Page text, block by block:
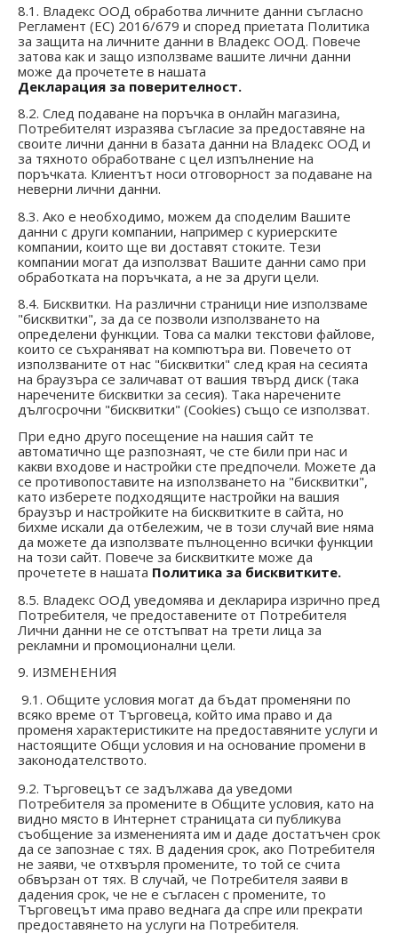
8.1. Владекс ООД обработва личните данни съгласно
Регламент (ЕС) 2016/679 и според приетата Политика
за защита на личните данни в Владекс ООД. Повече
затова как и защо използваме вашите лични данни
може да прочетете в нашата
Декларация за поверителност.
8.2. След подаване на поръчка в онлайн магазина,
Потребителят изразява съгласие за предоставяне на
своите лични данни в базата данни на Владекс ООД и
за тяхното обработване с цел изпълнение на
поръчката. Клиентът носи отговорност за подаване на
неверни лични данни.
8.3. Ако е необходимо, можем да споделим Вашите
данни с други компании, например с куриерските
компании, които ще ви доставят стоките. Тези
компании могат да използват Вашите данни само при
обработката на поръчката, а не за други цели.
8.4. Бисквитки. На различни страници ние използваме
"бисквитки", за да се позволи използването на
определени функции. Това са малки текстови файлове,
които се съхраняват на компютъра ви. Повечето от
използваните от нас "бисквитки" след края на сесията
на браузъра се заличават от вашия твърд диск (така
наречените бисквитки за сесия). Така наречените
дългосрочни "бисквитки" (Cookies) също се използват.
При едно друго посещение на нашия сайт те
автоматично ще разпознаят, че сте били при нас и
какви входове и настройки сте предпочели. Можете да
се противопоставите на използването на "бисквитки",
като изберете подходящите настройки на вашия
браузър и настройките на бисквитките в сайта, но
бихме искали да отбележим, че в този случай вие няма
да можете да използвате пълноценно всички функции
на този сайт. Повече за бисквитките може да
прочетете в нашата Политика за бисквитките.
8.5. Владекс ООД уведомява и декларира изрично пред
Потребителя, че предоставените от Потребителя
Лични данни не се отстъпват на трети лица за
рекламни и промоционални цели.
9. ИЗМЕНЕНИЯ
9.1. Общите условия могат да бъдат променяни по
всяко време от Търговеца, който има право и да
променя характеристиките на предоставяните услуги и
настоящите Общи условия и на основание промени в
законодателството.
9.2. Търговецът се задължава да уведоми
Потребителя за промените в Общите условия, като на
видно място в Интернет страницата си публикува
съобщение за измененията им и даде достатъчен срок
да се запознае с тях. В дадения срок, ако Потребителя
не заяви, че отхвърля промените, то той се счита
обвързан от тях. В случай, че Потребителя заяви в
дадения срок, че не е съгласен с промените, то
Търговецът има право веднага да спре или прекрати
предоставянето на услуги на Потребителя.